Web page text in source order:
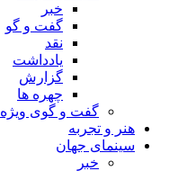
خبر
گفت و گو
نقد
یادداشت
گزارش
چهره ها
گفت و گوی ویژه
هنر و تجربه
سینمای جهان
خبر